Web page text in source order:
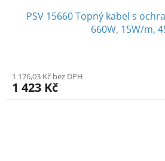
PSV 15660 Topný kabel s
660W, 15W/m,
1 176,03 Kč bez DPH
1 423 Kč